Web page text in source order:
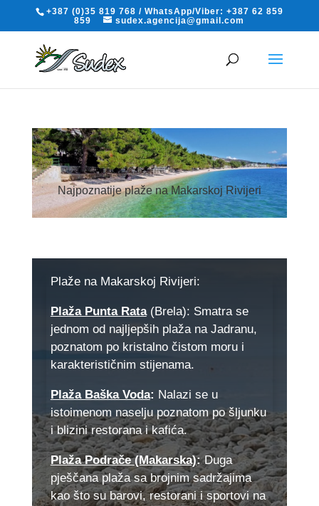
+387 (0)35 819 768 / WhatsApp/Viber: +387 62 859
859
sudex.agencija@gmail.com
Najpoznatije plaže na Makarskoj Rivijeri
Plaže na Makarskoj Rivijeri:
Plaža Punta Rata(Brela): Smatra se
jednom od najljepših plaža na Jadranu,
poznatom po kristalno čistom moru i
karakterističnim stijenama.
Plaža Baška Voda: Nalazi se u
istoimenom naselju poznatom po šljunku
i blizini restorana i kafića.
Plaža Podrače (Makarska):Duga
pješčana plaža sa brojnim sadržajima
kao što su barovi, restorani i sportovi na